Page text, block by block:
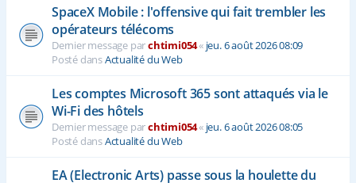
SpaceX Mobile : l'offensive qui fait trembler les
opérateurs télécoms
Dernier message parchtimi054« jeu. 6 août 2026 08:09
Posté dansActualité du Web
Les comptes Microsoft 365 sont attaqués via le
Wi-Fi des hôtels
Dernier message parchtimi054« jeu. 6 août 2026 08:05
Posté dansActualité du Web
EA (Electronic Arts) passe sous la houlette du